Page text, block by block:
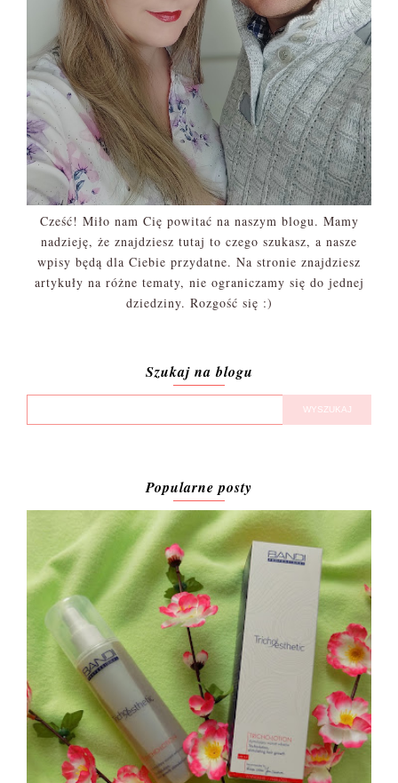
Cześć! Miło nam Cię powitać na naszym blogu. Mamy
nadzieję, że znajdziesz tutaj to czego szukasz, a nasze
wpisy będą dla Ciebie przydatne. Na stronie znajdziesz
artykuły na różne tematy, nie ograniczamy się do jednej
dziedziny. Rozgość się :)
Szukaj na blogu
Popularne posty